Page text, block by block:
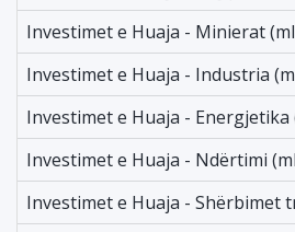
Investimet e Huaja - Minierat
Investimet e Huaja - Industria
Investimet e Huaja - Energjetika
Investimet e Huaja - Ndërtimi
Investimet e Huaja - Shërbimet